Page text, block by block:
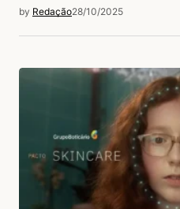
by Redação28/10/2025